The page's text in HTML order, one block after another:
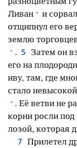
разноцветным
Ливан + и
отщипнул его
землю
+ . 5 Затем он
его на
иву, там, где
стало
+ . Её ветви не
корни росли под
лозой, которая
7 Прилетел